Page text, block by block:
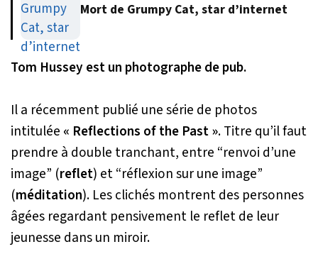
Mort de Grumpy Cat, star d’internet
Tom Hussey est un photographe de pub.
Il a récemment publié une série de photos
intitulée « Reflections of the Past ». Titre qu’il faut
prendre à double tranchant, entre “renvoi d’une
image” (reflet) et“réflexion sur une image”
(méditation). Les clichés montrent des personnes
âgées regardant pensivement le reflet de leur
jeunesse dans un miroir.